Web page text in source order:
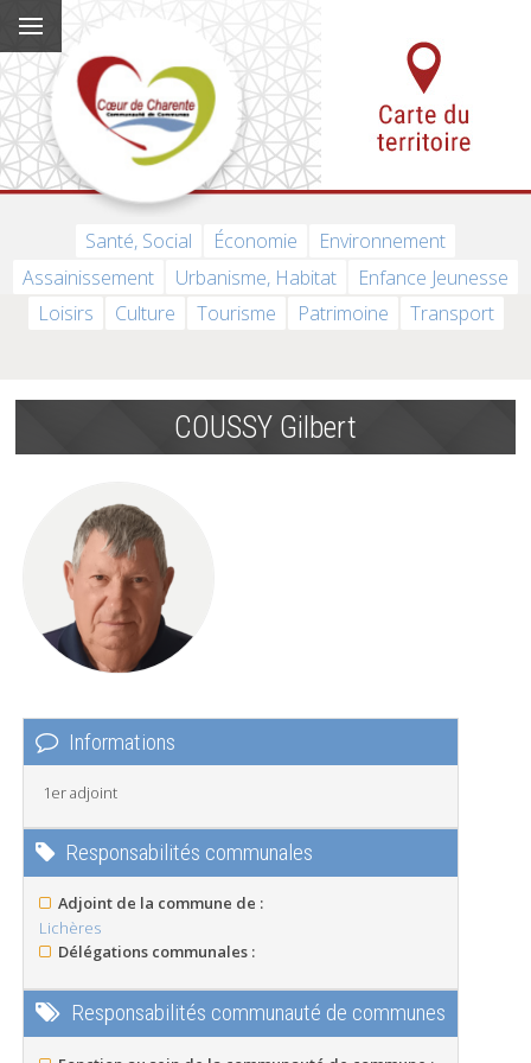
Santé, Social Économie
Environnement
Assainissement
Urbanisme, Habitat
Enfance Jeunesse
Loisirs
Culture Tourisme Patrimoine Transport
COUSSY Gilbert
Informations
1er adjoint
Responsabilités communales
Adjoint de la commune de :
Lichères
Délégations communales :
Responsabilités communauté de communes